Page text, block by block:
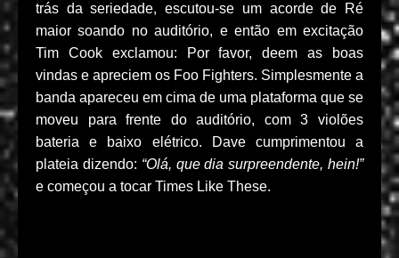
trás da seriedade, escutou-se um acorde de Ré
maior soando no auditório, e então em excitação
Tim Cook exclamou: Por favor, deem as boas
vindas e apreciem os Foo Fighters. Simplesmente a
banda apareceu em cima de uma plataforma que se
moveu para frente do auditório, com 3 violões
bateria e baixo elétrico. Dave cumprimentou a
plateia dizendo: “Olá, que dia surpreendente, hein!”
e começou a tocar Times Like These.